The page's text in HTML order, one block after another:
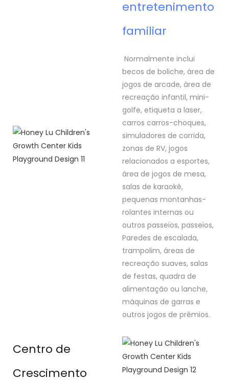
entretenimento
familiar
Normalmente inclui
becos de boliche, área de
jogos de arcade, área de
recreação infantil, mini-
golfe, etiqueta a laser,
carros carros-choques,
simuladores de corrida,
zonas de RV, jogos
relacionados a esportes,
área de jogos de mesa,
salas de karaokê,
pequenas montanhas-
rolantes internas ou
outros passeios, passeios,
Paredes de escalada,
trampolim, áreas de
recreação suaves, salas
de festas, quadra de
alimentação ou lanche,
máquinas de garras e
outros jogos de prêmios.
Centro de
Crescimento